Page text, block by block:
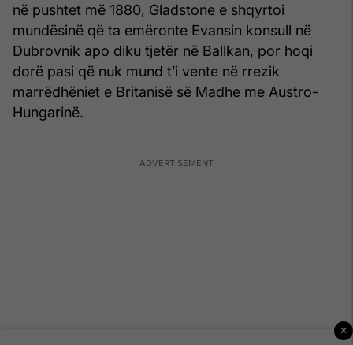
në pushtet më 1880, Gladstone e shqyrtoi
mundësinë që ta emëronte Evansin konsull në
Dubrovnik apo diku tjetër në Ballkan, por hoqi
dorë pasi që nuk mund t’i vente në rrezik
marrëdhëniet e Britanisë së Madhe me Austro-
Hungarinë.
×